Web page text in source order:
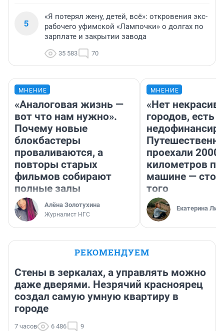
5
«Я потерял жену, детей, всё»: откровения экс-
рабочего уфимской «Лампочки» о долгах по
зарплате и закрытии завода
35 583 70
МНЕНИЕ
«Аналоговая жизнь —
вот что нам нужно».
Почему новые
блокбастеры
проваливаются, а
повторы старых
фильмов собирают
полные залы
Алёна Золотухина
Журналист НГС
МНЕНИЕ
«Нет
городов, есть
проехали 2000
километров по
машине —
того
Екатерина
РЕКОМЕНДУЕМ
Стены в зеркалах, а управлять можно
даже дверями. Незрячий красноярец
создал самую умную квартиру в
городе
7 часов 6 486 9